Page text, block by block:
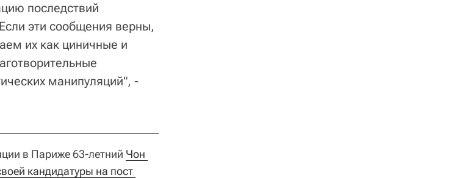
последствий
эти сообщения верны,
их как циничные и
манипуляций", -
в Париже 63-летний Чон
кандидатуры на пост